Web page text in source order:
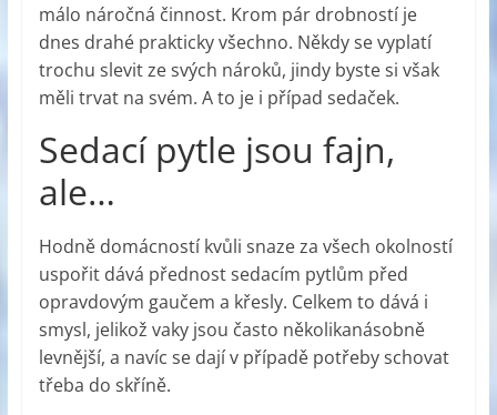
málo náročná činnost. Krom pár drobností je
dnes drahé prakticky všechno. Někdy se vyplatí
trochu slevit ze svých nároků, jindy byste si však
měli trvat na svém. A to je i případ sedaček.
Sedací pytle jsou fajn,
ale…
Hodně domácností kvůli snaze za všech okolností
uspořit dává přednost sedacím pytlům před
opravdovým gaučem a křesly. Celkem to dává i
smysl, jelikož vaky jsou často několikanásobně
levnější, a navíc se dají v případě potřeby schovat
třeba do skříně.